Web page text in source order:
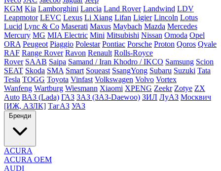
KGM Kia Lamborghini Lancia Land Rover Landwind LDV
Leapmotor LEVC Lexus Li Xiang Lifan Ligier Lincoln Lotus
Lucid Lync & Co Maserati Maxus Maybach Mazda Mercedes
Mercury MG MIA Electric Mini Mitsubishi Nissan Omoda Opel
ORA Peugeot Piaggio Polestar Pontiac Porsche Proton Qoros Qvale
RAF Range Rover Ravon Renault Rolls-Royce
Rover SAAB Saipa Samand / Iran Khodro / IKCO Samsung Scion
SEAT Skoda SMA Smart Soueast SsangYong Subaru Suzuki Tata
Tesla TOGG Toyota Vinfast Volkswagen Volvo Vortex
Wanfeng Wartburg Wiesmann Xiaomi XPENG Zeekr Zotye ZX
Auto ВАЗ (Lada) ГАЗ ЗАЗ (ЗАЗ-Daewoo) ЗИЛ ЛуАЗ Москвич
[ИЖ, АЗЛК] ТагАЗ УАЗ
Бренди
ACURA
ACURA OEM
AUDI